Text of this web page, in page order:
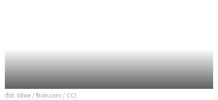
(fot. tillwe / flickr.com / CC)